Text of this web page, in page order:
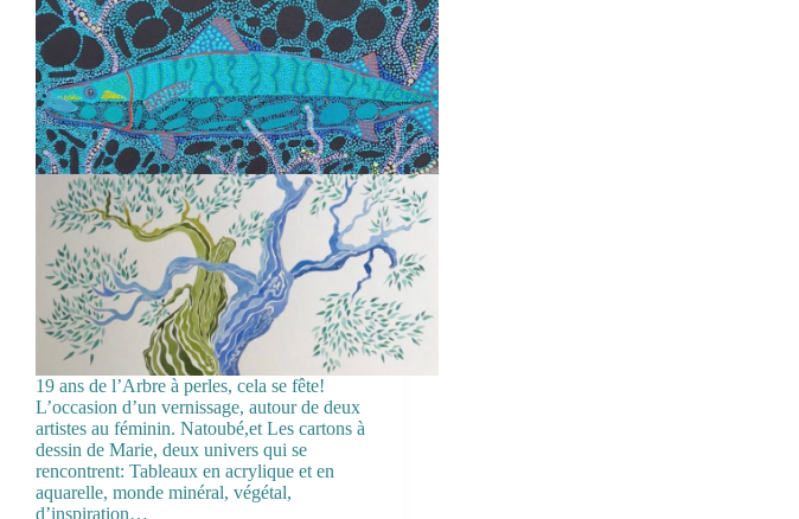
19 ans de l’Arbre à perles, cela se fête!
L’occasion d’un vernissage, autour de deux
artistes au féminin. Natoubé,et Les cartons à
dessin de Marie, deux univers qui se
rencontrent: Tableaux en acrylique et en
aquarelle, monde minéral, végétal,
d’inspiration…